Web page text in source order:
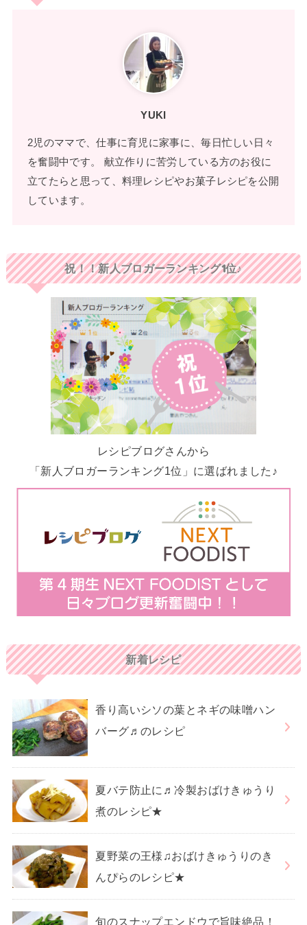
YUKI
2児のママで、仕事に育児に家事に、毎日忙しい日々
を奮闘中です。 献立作りに苦労している方のお役に
立てたらと思って、料理レシピやお菓子レシピを公開
しています。
祝！！新人ブロガーランキング1位♪
レシピブログさんから
「新人ブロガーランキング1位」に選ばれました♪
新着レシピ
香り高いシソの葉とネギの味噌ハン
バーグ♬のレシピ
夏バテ防止に♬冷製おばけきゅうり
煮のレシピ★
夏野菜の王様♫おばけきゅうりのき
んぴらのレシピ★
旬のスナップエンドウで旨味絶品！